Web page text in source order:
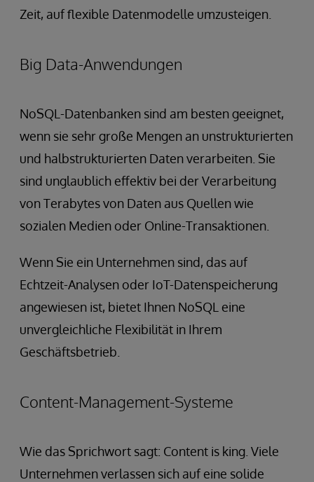
Zeit, auf flexible Datenmodelle umzusteigen.
Big Data-Anwendungen
NoSQL-Datenbanken sind am besten geeignet,
wenn sie sehr große Mengen an unstrukturierten
und halbstrukturierten Daten verarbeiten. Sie
sind unglaublich effektiv bei der Verarbeitung
von Terabytes von Daten aus Quellen wie
sozialen Medien oder Online-Transaktionen.
Wenn Sie ein Unternehmen sind, das auf
Echtzeit-Analysen oder IoT-Datenspeicherung
angewiesen ist, bietet Ihnen NoSQL eine
unvergleichliche Flexibilität in Ihrem
Geschäftsbetrieb.
Content-Management-Systeme
Wie das Sprichwort sagt: Content is king. Viele
Unternehmen verlassen sich auf eine solide